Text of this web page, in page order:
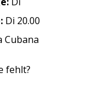
Di 20.00
Cubana
fehlt?